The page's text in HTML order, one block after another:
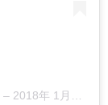
– 2018年 1月月14日午前5時22分PST